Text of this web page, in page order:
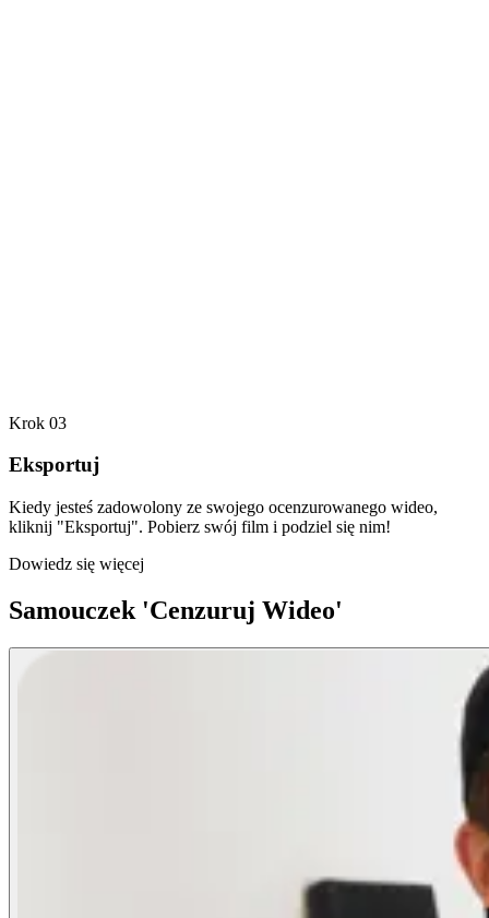
Krok 03
Eksportuj
Kiedy jesteś zadowolony ze swojego ocenzurowanego wideo,
kliknij "Eksportuj". Pobierz swój film i podziel się nim!
Dowiedz się więcej
Samouczek 'Cenzuruj Wideo'